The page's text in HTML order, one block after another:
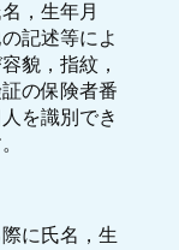
，生年月
記述等によ
貌，指紋，
の保険者番
を識別でき
に氏名，生